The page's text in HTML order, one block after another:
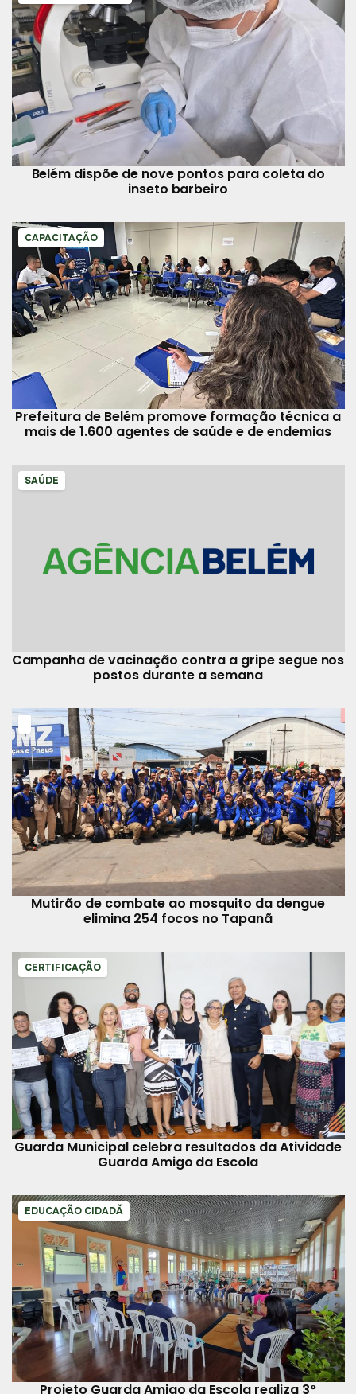
Belém dispõe de nove pontos para coleta do
inseto barbeiro
CAPACITAÇÃO
Prefeitura de Belém promove formação técnica a
mais de 1.600 agentes de saúde e de endemias
SAÚDE
Campanha de vacinação contra a gripe segue nos
postos durante a semana
Mutirão de combate ao mosquito da dengue
elimina 254 focos no Tapanã
CERTIFICAÇÃO
Guarda Municipal celebra resultados da Atividade
Guarda Amigo da Escola
EDUCAÇÃO CIDADÃ
Projeto Guarda Amigo da Escola realiza 3°